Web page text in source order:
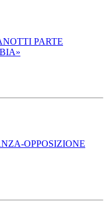
PARTE
OPPOSIZIONE